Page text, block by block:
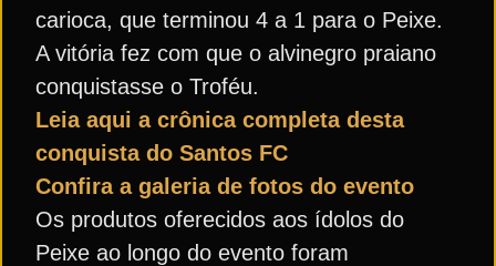
carioca, que terminou 4 a 1 para o Peixe.
A vitória fez com que o alvinegro praiano
conquistasse o Troféu.
Leia aqui a crônica completa desta
conquista do Santos FC
Confira a galeria de fotos do evento
Os produtos oferecidos aos ídolos do
Peixe ao longo do evento foram